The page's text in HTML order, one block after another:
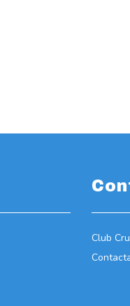
Club